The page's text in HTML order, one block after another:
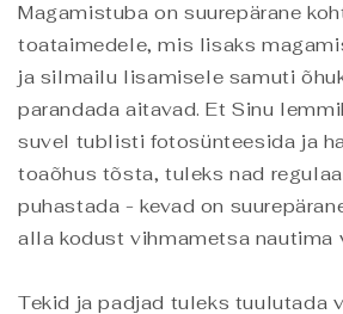
Magamistuba on suurepärane
toataimedele, mis lisaks
ja silmailu lisamisele samuti
parandada aitavad. Et Sinu
suvel tublisti fotosünteesida ja
toaõhus tõsta, tuleks nad
puhastada - kevad on
alla kodust vihmametsa nautima
Tekid ja padjad tuleks tuulutada